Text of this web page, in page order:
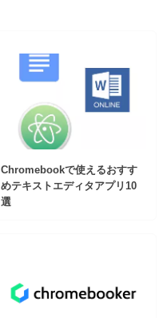
Chromebookで使えるおすす
めテキストエディタアプリ10
選